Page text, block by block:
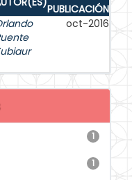
PUBLICACIÓN
oct-2016
1
1